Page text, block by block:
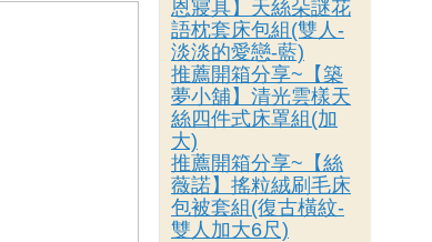
恩寢具】天絲朵謎花
語枕套床包組(雙人-
淡淡的愛戀-藍)
推薦開箱分享~【築
夢小舖】清光雲樣天
絲四件式床罩組(加
大)
推薦開箱分享~【絲
薇諾】搖粒絨刷毛床
包被套組(復古橫紋-
雙人加大6尺)